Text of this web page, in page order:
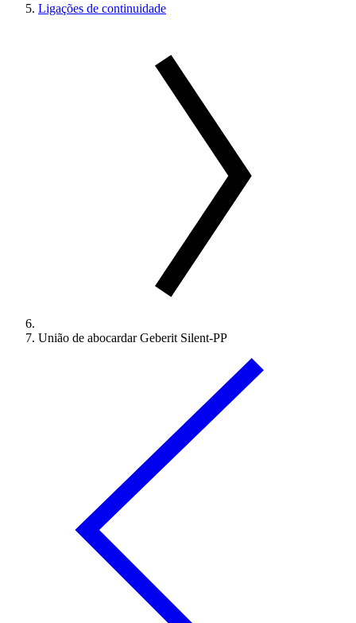
Ligações de continuidade
União de abocardar Geberit Silent-PP